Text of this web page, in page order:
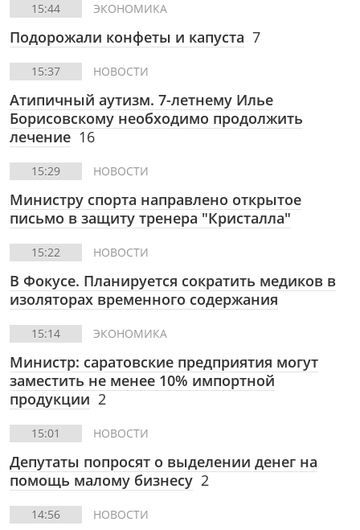
15:44 ЭКОНОМИКА
Подорожали конфеты и капуста 7
15:37 НОВОСТИ
Атипичный аутизм. 7-летнему Илье
Борисовскому необходимо продолжить
лечение 16
15:29 НОВОСТИ
Министру спорта направлено открытое
письмо в защиту тренера "Кристалла"
15:22 НОВОСТИ
В Фокусе. Планируется сократить медиков в
изоляторах временного содержания
15:14 ЭКОНОМИКА
Министр: саратовские предприятия могут
заместить не менее 10% импортной
продукции 2
15:01 НОВОСТИ
Депутаты попросят о выделении денег на
помощь малому бизнесу 2
14:56 НОВОСТИ